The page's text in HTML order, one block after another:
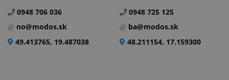
0948 706 036
no@modos.sk
49.413765, 19.487038
0948 725 125
ba@modos.sk
48.211154, 17.159300